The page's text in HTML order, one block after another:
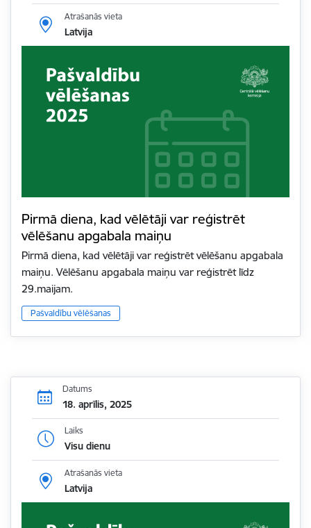
Atrašanās vieta
Latvija
Pirmā diena, kad vēlētāji var reģistrēt
vēlēšanu apgabala maiņu
Pirmā diena, kad vēlētāji var reģistrēt vēlēšanu apgabala
maiņu. Vēlēšanu apgabala maiņu var reģistrēt līdz
29.maijam.
Pašvaldību vēlēšanas
Datums
18. aprīlis, 2025
Laiks
Visu dienu
Atrašanās vieta
Latvija